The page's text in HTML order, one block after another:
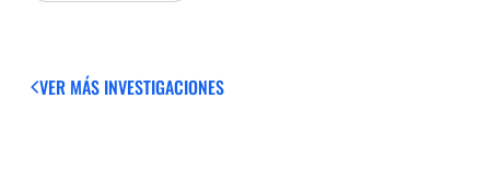
VER MÁS INVESTIGACIONES